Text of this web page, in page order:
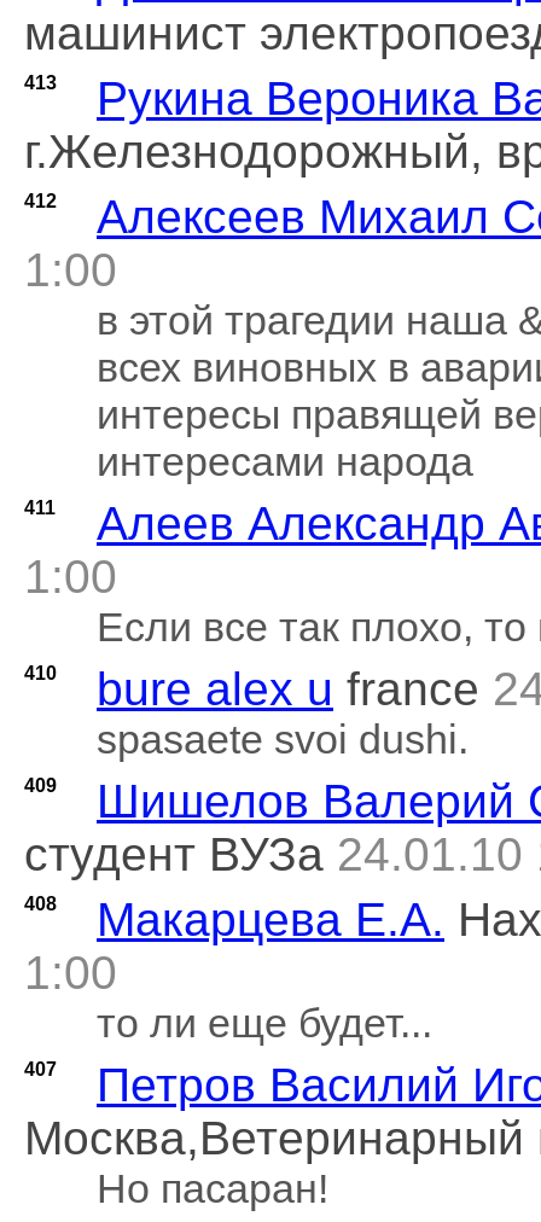
машинист
413
Рукина Вероника
г.Железнодорожный,
412
Алексеев Михаил
1:00
в этой трагедии наша
всех виновных в
интересы правящей
интересами народа
411
Алеев Александр
1:00
Если все так плохо,
410 bure alex u france
spasaete svoi dushi.
409
Шишелов Валерий
студент ВУЗа 24.01.10
408 Макарцева Е.А.
1:00
то ли еще будет...
407
Петров Василий
Москва,Ветеринарный
Но пасаран!